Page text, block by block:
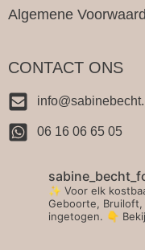
Algemene
CONTACT ONS
06 16 06 65 05
✨ Voor elk
Geboorte,
ingetogen. 👇